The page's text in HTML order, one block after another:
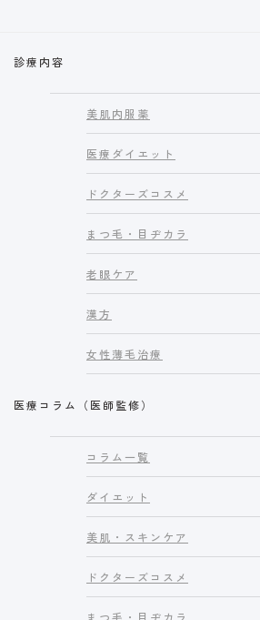
診療内容
美肌内服薬
医療ダイエット
ドクターズコスメ
まつ毛・目ヂカラ
老眼ケア
漢方
女性薄毛治療
医療コラム（医師監修）
コラム一覧
ダイエット
美肌・スキンケア
ドクターズコスメ
まつ毛・目ヂカラ